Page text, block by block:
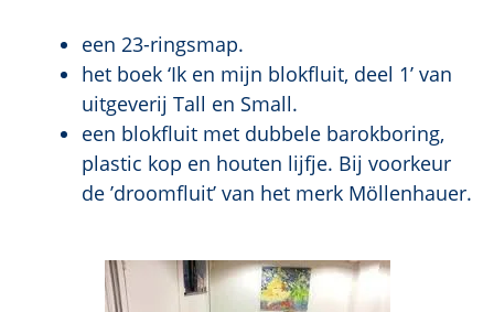
een 23-ringsmap.
het boek ‘Ik en mijn blokfluit, deel 1’ van
uitgeverij Tall en Small.
een blokfluit met dubbele barokboring,
plastic kop en houten lijfje. Bij voorkeur
de ’droomfluit’ van het merk Möllenhauer.